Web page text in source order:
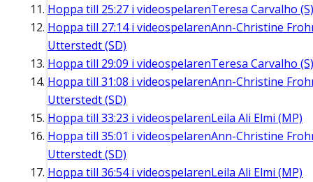
Hoppa till 25:27 i videospelarenTeresa Carvalho (S)
Hoppa till 27:14i videospelarenAnn-Christine
Utterstedt (SD)
Hoppa till 29:09 i videospelarenTeresa Carvalho (S)
Hoppa till 31:08 i videospelarenAnn-Christine
Utterstedt (SD)
Hoppa till 33:23 i videospelarenLeila Ali Elmi (MP)
Hoppa till 35:01 i videospelarenAnn-Christine
Utterstedt (SD)
Hoppa till 36:54i videospelarenLeila Ali Elmi (MP)